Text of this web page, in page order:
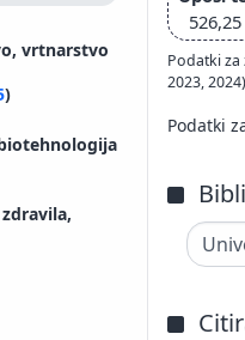
vrtnarstvo
)
526,25
Podatki za
2023, 2024)
Podatki